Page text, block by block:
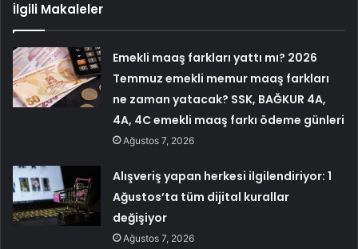
İlgili Makaleler
Emekli maaş farkları yattı mı? 2026
Temmuz emekli memur maaş farkları
ne zaman yatacak? SSK, BAĞKUR 4A,
4A, 4C emekli maaş farkı ödeme günleri
Ağustos 7, 2026
Alışveriş yapan herkesi ilgilendiriyor: 1
Ağustos’ta tüm dijital kurallar
değişiyor
Ağustos 7, 2026